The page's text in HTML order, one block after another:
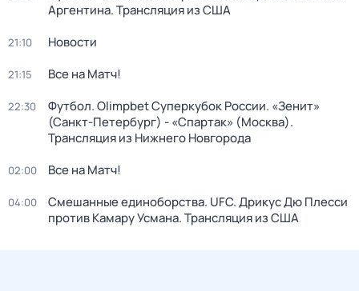
Аргентина. Трансляция из США
21:10 Новости
21:15 Все на Матч!
22:30
Футбол. Olimpbet Суперкубок России. «Зенит»
(Санкт-Петербург) - «Спартак» (Москва).
Трансляция из Нижнего Новгорода
02:00 Все на Матч!
04:00
Смешанные единоборства. UFC. Дрикус Дю Плесси
против Камару Усмана. Трансляция из США